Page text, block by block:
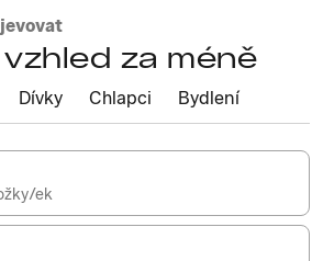
za méně
Dívky Chlapci Bydlení
ek